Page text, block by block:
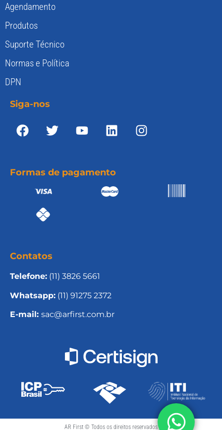
Agendamento
Produtos
Suporte Técnico
Normas e Política
DPN
Siga-nos
Formas de pagamento
Contatos
Telefone: (11) 3826 5661
Whatsapp: (11) 91275 2372
E-mail: sac@arfirst.com.br
AR First © Todos os direitos reservados